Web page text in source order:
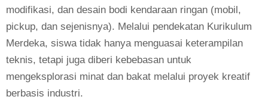
modifikasi, dan desain bodi kendaraan ringan (mobil,
pickup, dan sejenisnya). Melalui pendekatan Kurikulum
Merdeka, siswa tidak hanya menguasai keterampilan
teknis, tetapi juga diberi kebebasan untuk
mengeksplorasi minat dan bakat melalui proyek kreatif
berbasis industri.